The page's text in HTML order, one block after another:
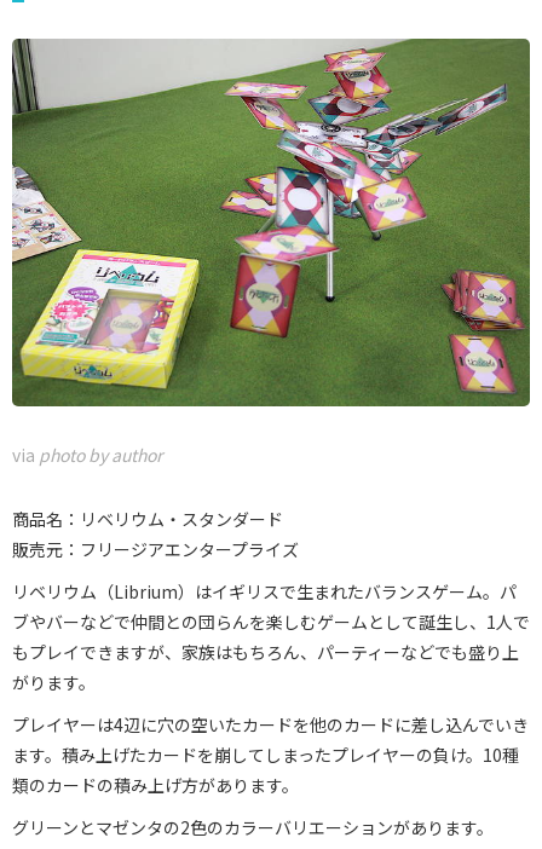
via photo by author
商品名：リベリウム・スタンダード
販売元：フリージアエンタープライズ
リベリウム（Librium）はイギリスで生まれたバランスゲーム。パ
ブやバーなどで仲間との団らんを楽しむゲームとして誕生し、1人で
もプレイできますが、家族はもちろん、パーティーなどでも盛り上
がります。
プレイヤーは4辺に穴の空いたカードを他のカードに差し込んでいき
ます。積み上げたカードを崩してしまったプレイヤーの負け。10種
類のカードの積み上げ方があります。
グリーンとマゼンタの2色のカラーバリエーションがあります。